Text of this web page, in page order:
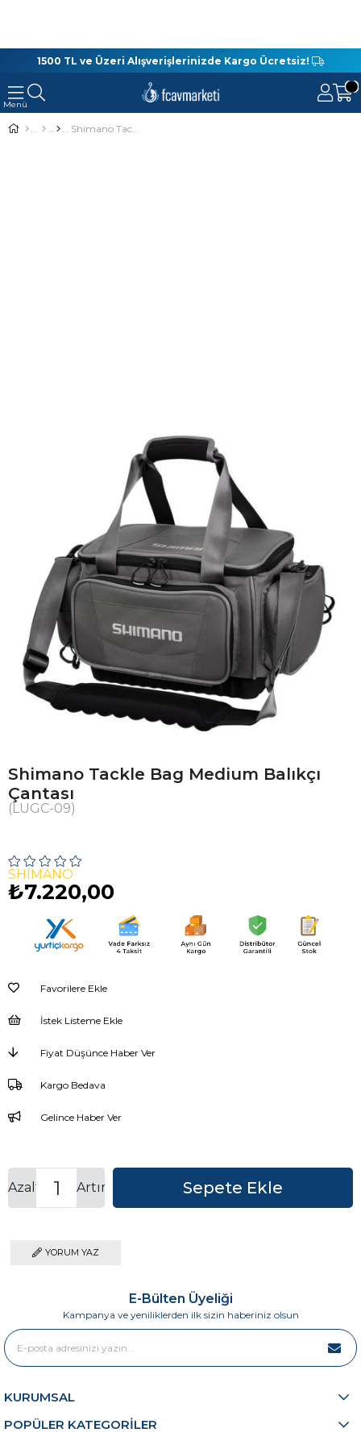
1500 TL ve Üzeri Alışverişlerinizde Kargo Ücretsiz!
Shimano Tackle Bag Medium Balıkçı Çantası
Shimano Tackle Bag Medium Balıkçı
Çantası
(LUGC-09)
SHIMANO
₺7.220,00
Favorilere Ekle
İstek Listeme Ekle
Fiyat Düşünce Haber Ver
Kargo Bedava
Gelince Haber Ver
Artır
Azalt
YORUM YAZ
E-Bülten Üyeliği
Kampanya ve yeniliklerden ilk sizin haberiniz olsun
KURUMSAL
POPÜLER KATEGORİLER